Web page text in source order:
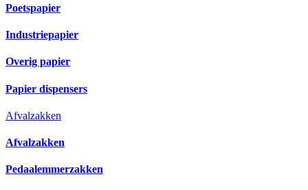
Poetspapier
Industriepapier
Overig papier
Papier dispensers
Afvalzakken
Afvalzakken
Pedaalemmerzakken